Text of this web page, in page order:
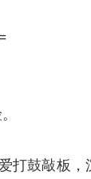
打鼓敲板